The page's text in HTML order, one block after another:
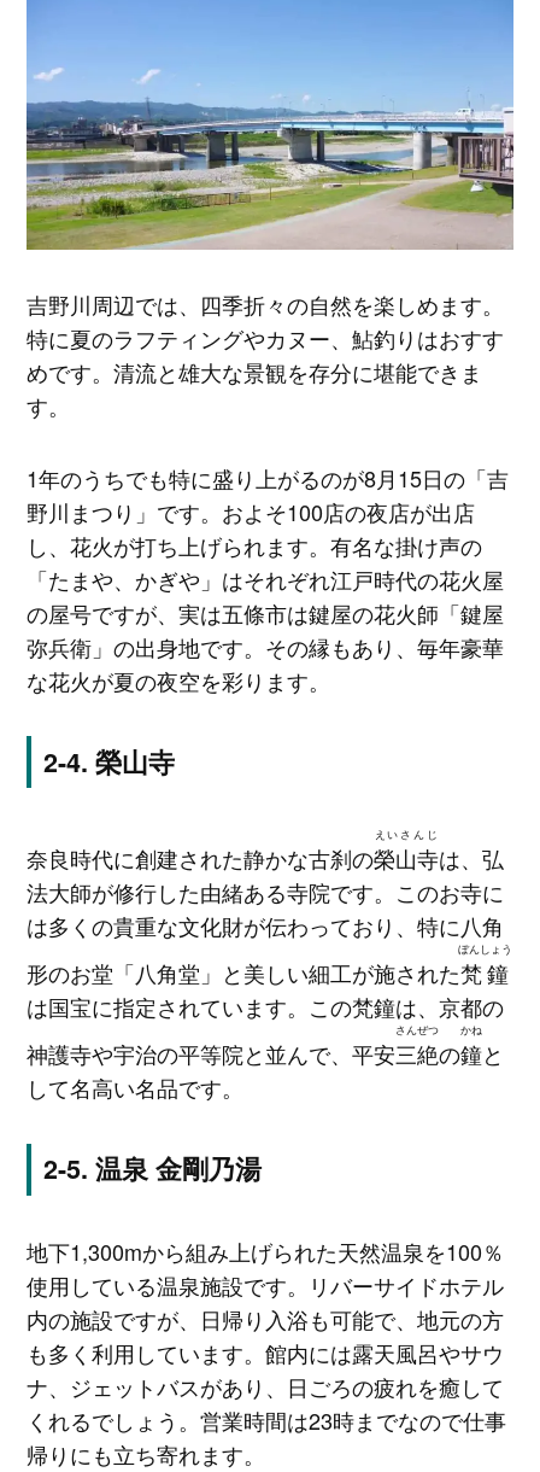
吉野川周辺では、四季折々の自然を楽しめます。
特に夏のラフティングやカヌー、鮎釣りはおすす
めです。清流と雄大な景観を存分に堪能できま
す。
1年のうちでも特に盛り上がるのが8月15日の「吉
野川まつり」です。およそ100店の夜店が出店
し、花火が打ち上げられます。有名な掛け声の
「たまや、かぎや」はそれぞれ江戸時代の花火屋
の屋号ですが、実は五條市は鍵屋の花火師「鍵屋
弥兵衛」の出身地です。その縁もあり、毎年豪華
な花火が夏の夜空を彩ります。
榮山寺
奈良時代に創建された静かな古刹の榮山寺
えいさんじ
は、弘
法大師が修行した由緒ある寺院です。このお寺に
は多くの貴重な文化財が伝わっており、特に八角
形のお堂「八角堂」と美しい細工が施された梵鐘
ぼんしょう
は国宝に指定されています。この梵鐘は、京都の
神護寺や宇治の平等院と並んで、平安三絶
さんぜつ
の鐘
かね
と
して名高い名品です。
温泉 金剛乃湯
地下1,300mから組み上げられた天然温泉を100％
使用している温泉施設です。リバーサイドホテル
内の施設ですが、日帰り入浴も可能で、地元の方
も多く利用しています。館内には露天風呂やサウ
ナ、ジェットバスがあり、日ごろの疲れを癒して
くれるでしょう。営業時間は23時までなので仕事
帰りにも立ち寄れます。